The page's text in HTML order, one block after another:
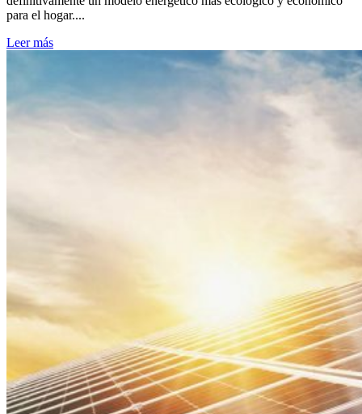
para el hogar....
Leer más